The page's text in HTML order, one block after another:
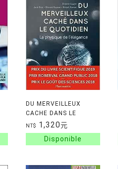
DU MERVEILLEUX
CACHE DANS LE
QUOTIDIEN - LA
PHYSIQUE DE
L'ELEGANCE
NT$ 1,320元